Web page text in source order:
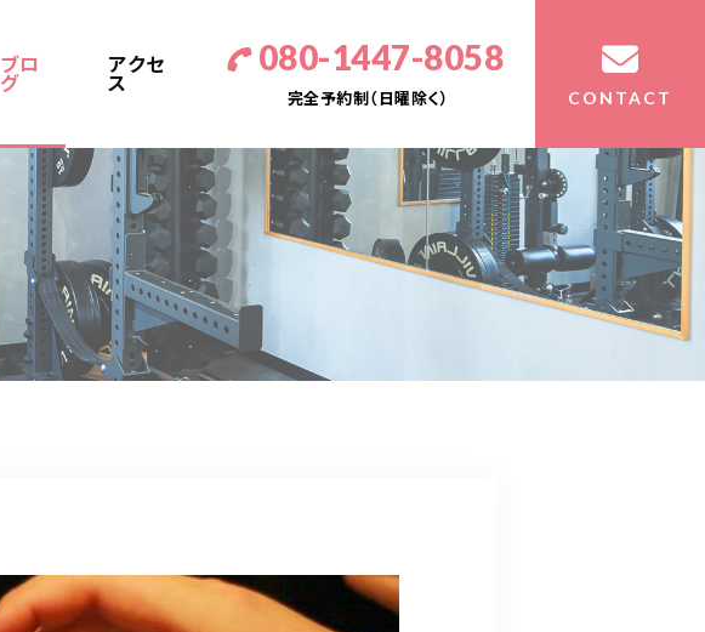
ブロ
グ
アクセ
ス
080-1447-8058
完全予約制（日曜除く） CONTACT